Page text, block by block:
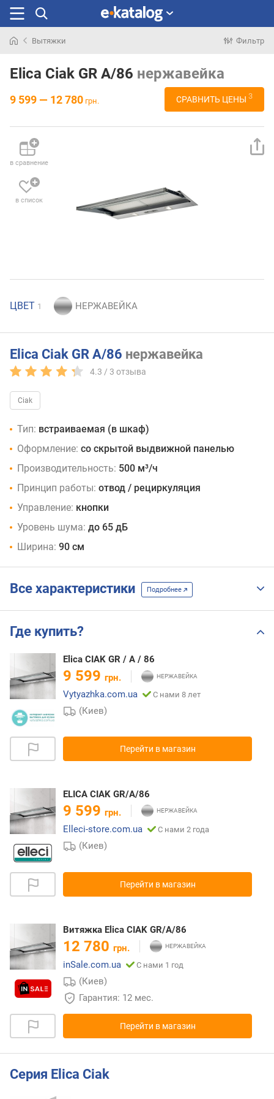
раньше
Вытяжки Фильтр
Elica Ciak GR A/86 нержавейка
9 599 — 12 780 грн. СРАВНИТЬ ЦЕНЫ 3
в сравнение
в список
ЦВЕТ 1
Elica Ciak GR A/86 нержавейка
4.3 / 3 отзыва
Ciak
Тип: встраиваемая (в шкаф)
Оформление: со скрытой выдвижной панелью
Производительность: 500 м³/ч
Принцип работы: отвод / рециркуляция
Управление: кнопки
Уровень шума: до 65 дБ
Ширина: 90 см
Все характеристики Подробнее
Где купить?
Elica CIAK GR / A / 86
9 599 грн.
Vytyazhka.com.ua
С нами 8 лет
(Киев)
Перейти в магазин
ELICA CIAK GR/A/86
9 599 грн.
Elleci-store.com.ua
С нами 2 года
(Киев)
Перейти в магазин
Витяжка Elica CIAK GR/A/86
12 780 грн.
inSale.com.ua
С нами 1 год
(Киев)
Гарантия: 12 мес.
Перейти в магазин
Серия Elica Ciak